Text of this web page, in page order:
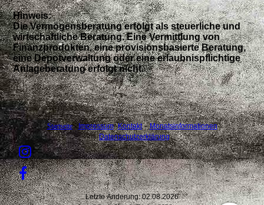
Hinweis:
Die Vermögensberatung erfolgt als steuerliche und
wirtschaftliche Beratung. Eine Vermittlung von
Finanzprodukten, eine provisionsbasierte Beratung,
eine Depotverwaltung oder eine erlaubnispflichtige
Anlageberatung erfolgt nicht.
Startseite- Impressum-Kontakt-Monatsinformationen
- Datenschutzerklärung
Letzte Änderung: 02.08.2026